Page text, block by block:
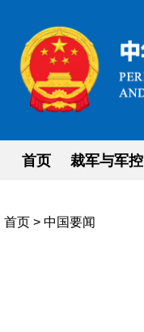
首页 裁军与军控
首页 > 中国要闻